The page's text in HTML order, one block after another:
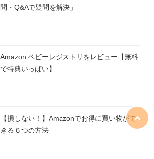
問・Q&Aで疑問を解決」
Amazon ベビーレジストリをレビュー【無料
で特典いっぱい】
【損しない！】Amazonでお得に買い物がで
きる６つの方法